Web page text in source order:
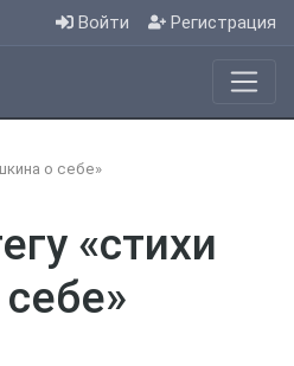
Войти Регистрация
о себе»
«стихи